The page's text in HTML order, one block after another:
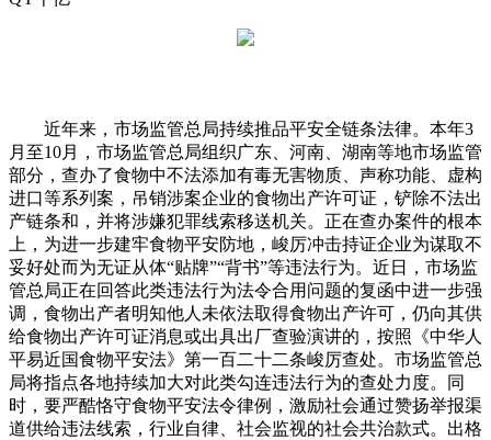
近年来，市场监管总局持续推品平安全链条法律。本年3
月至10月，市场监管总局组织广东、河南、湖南等地市场监管
部分，查办了食物中不法添加有毒无害物质、声称功能、虚构
进口等系列案，吊销涉案企业的食物出产许可证，铲除不法出
产链条和，并将涉嫌犯罪线索移送机关。正在查办案件的根本
上，为进一步建牢食物平安防地，峻厉冲击持证企业为谋取不
妥好处而为无证从体“贴牌”“背书”等违法行为。近日，市场监
管总局正在回答此类违法行为法令合用问题的复函中进一步强
调，食物出产者明知他人未依法取得食物出产许可，仍向其供
给食物出产许可证消息或出具出厂查验演讲的，按照《中华人
平易近国食物平安法》第一百二十二条峻厉查处。市场监管总
局将指点各地持续加大对此类勾连违法行为的查处力度。同
时，要严酷恪守食物平安法令律例，激励社会通过赞扬举报渠
道供给违法线索，行业自律、社会监视的社会共治款式。出格